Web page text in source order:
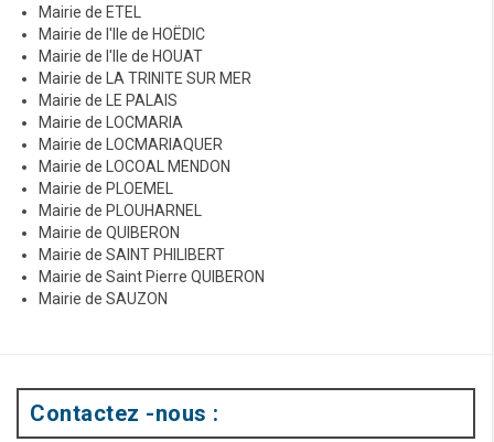
Mairie de ETEL
Mairie de l'Ile de HOËDIC
Mairie de l'Ile de HOUAT
Mairie de LA TRINITE SUR MER
Mairie de LE PALAIS
Mairie de LOCMARIA
Mairie de LOCMARIAQUER
Mairie de LOCOAL MENDON
Mairie de PLOEMEL
Mairie de PLOUHARNEL
Mairie de QUIBERON
Mairie de SAINT PHILIBERT
Mairie de Saint Pierre QUIBERON
Mairie de SAUZON
Contactez -nous :